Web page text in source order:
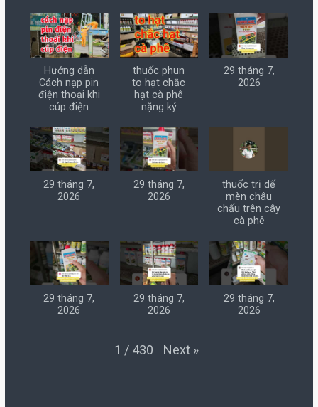
Hướng dẫn
Cách nạp pin
điện thoại khi
cúp điện
thuốc phun
to hạt chắc
hạt cà phê
nặng ký
29 tháng 7,
2026
29 tháng 7,
2026
29 tháng 7,
2026
thuốc trị dế
mèn châu
chấu trên cây
cà phê
29 tháng 7,
2026
29 tháng 7,
2026
29 tháng 7,
2026
1 / 430 Next »